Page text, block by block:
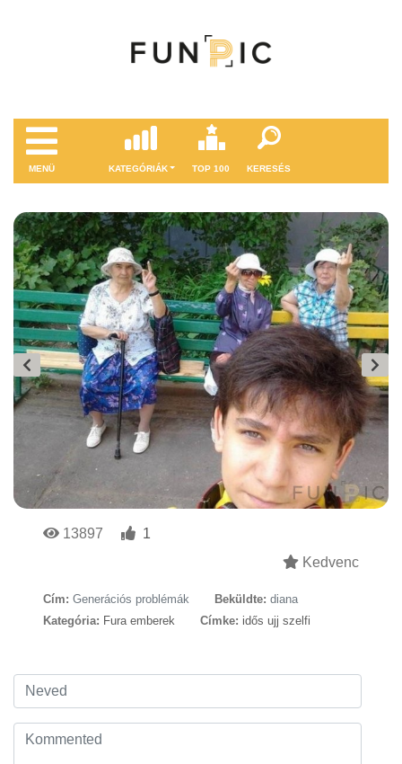
MENÜ KATEGÓRIÁK TOP 100 KERESÉS
13897
1
Kedvenc
Cím: Generációs problémák Beküldte: diana
Kategória: Fura emberek Címke: idős ujj szelfi